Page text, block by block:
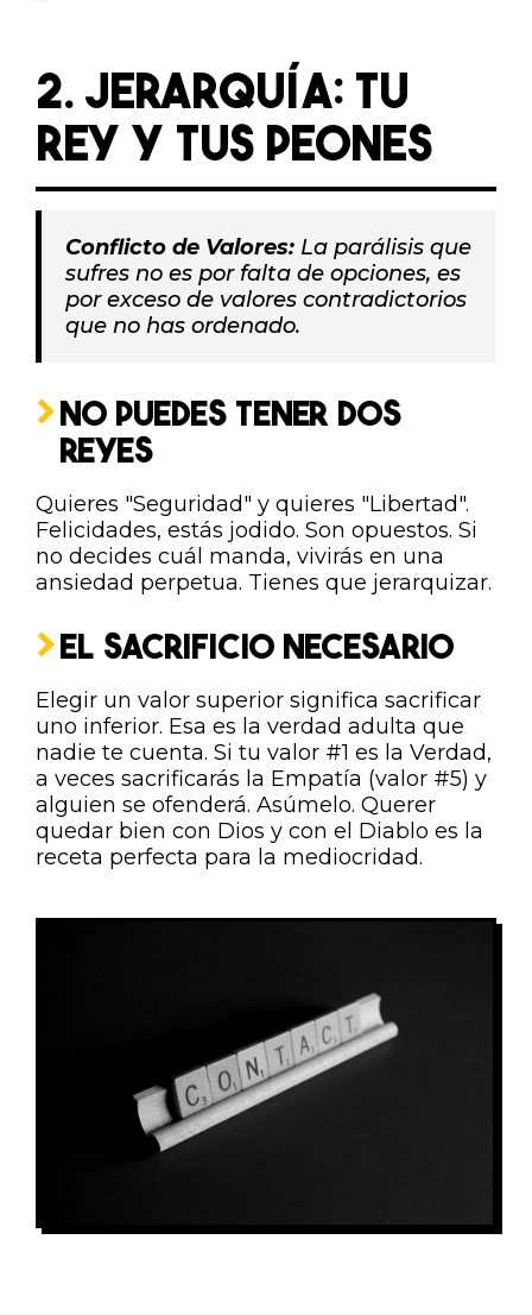
2. JERARQUÍA: TU
REY Y TUS PEONES
Conflicto de Valores: La parálisis que
sufres no es por falta de opciones, es
por exceso de valores contradictorios
que no has ordenado.
NO PUEDES TENER DOS
REYES
Quieres "Seguridad" y quieres "Libertad".
Felicidades, estás jodido. Son opuestos. Si
no decides cuál manda, vivirás en una
ansiedad perpetua. Tienes que jerarquizar.
EL SACRIFICIO NECESARIO
Elegir un valor superior significa sacrificar
uno inferior. Esa es la verdad adulta que
nadie te cuenta. Si tu valor #1 es la Verdad,
a veces sacrificarás la Empatía (valor #5) y
alguien se ofenderá. Asúmelo. Querer
quedar bien con Dios y con el Diablo es la
receta perfecta para la mediocridad.